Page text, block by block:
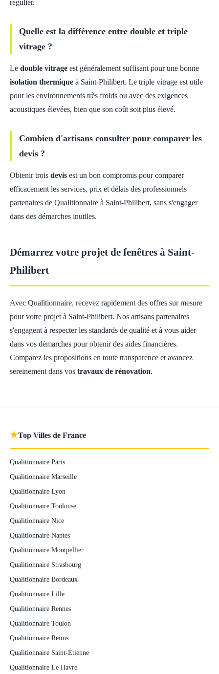
régulier.
Quelle est la différence entre double et triple
vitrage ?
Le double vitrage est généralement suffisant pour une bonne
isolation thermique à Saint-Philibert. Le triple vitrage est utile
pour les environnements très froids ou avec des exigences
acoustiques élevées, bien que son coût soit plus élevé.
Combien d'artisans consulter pour comparer les
devis ?
Obtenir trois devis est un bon compromis pour comparer
efficacement les services, prix et délais des professionnels
partenaires de Qualitionnaire à Saint-Philibert, sans s'engager
dans des démarches inutiles.
Démarrez votre projet de fenêtres à Saint-
Philibert
Avec Qualitionnaire, recevez rapidement des offres sur mesure
pour votre projet à Saint-Philibert. Nos artisans partenaires
s'engagent à respecter les standards de qualité et à vous aider
dans vos démarches pour obtenir des aides financières.
Comparez les propositions en toute transparence et avancez
sereinement dans vos travaux de rénovation.
★Top Villes de France
Qualitionnaire Paris
Qualitionnaire Marseille
Qualitionnaire Lyon
Qualitionnaire Toulouse
Qualitionnaire Nice
Qualitionnaire Nantes
Qualitionnaire Montpellier
Qualitionnaire Strasbourg
Qualitionnaire Bordeaux
Qualitionnaire Lille
Qualitionnaire Rennes
Qualitionnaire Toulon
Qualitionnaire Reims
Qualitionnaire Saint-Étienne
Qualitionnaire Le Havre